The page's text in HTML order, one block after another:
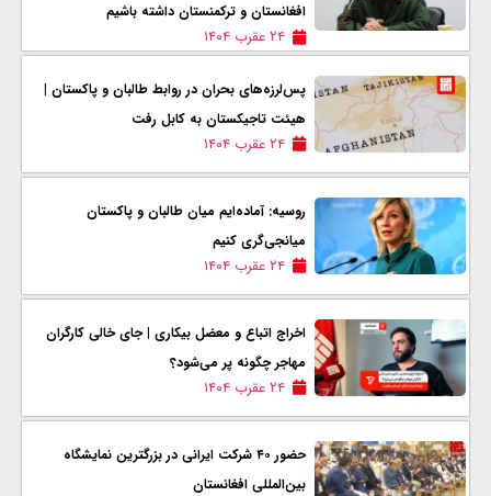
افغانستان و ترکمنستان داشته باشیم
۲۴ عقرب ۱۴۰۴
پس‌لرزه‌های بحران در روابط طالبان و پاکستان |
هیئت تاجیکستان به کابل رفت
۲۴ عقرب ۱۴۰۴
روسیه: آماده‌ایم میان طالبان و پاکستان
میانجی‌گری کنیم
۲۴ عقرب ۱۴۰۴
اخراج اتباع و معضل بیکاری | جای خالی کارگران
مهاجر چگونه پر می‌شود؟
۲۴ عقرب ۱۴۰۴
حضور ۴۰ شرکت ایرانی در بزرگترین نمایشگاه
بین‌المللی افغانستان